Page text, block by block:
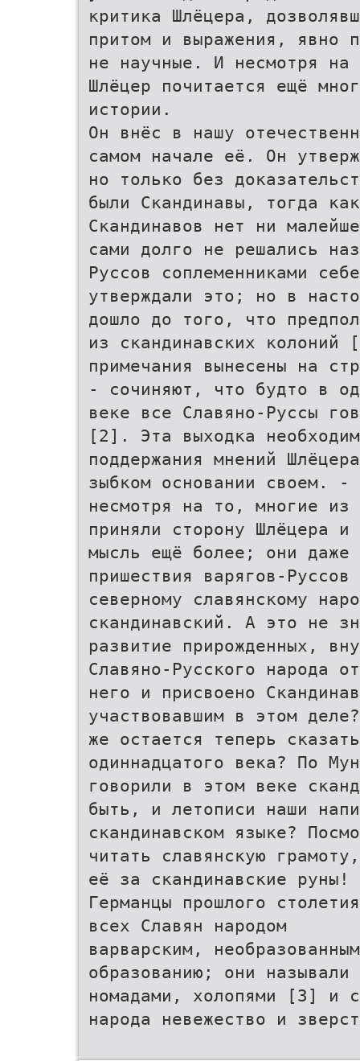
критика Шлёцера,
притом и выражения, явно
не научные. И несмотря на
Шлёцер почитается ещё
истории.
Он внёс в нашу
самом начале её. Он
но только без
были Скандинавы, тогда
Скандинавов нет ни
сами долго не решались
Руссов соплеменниками
утверждали это; но в
дошло до того, что
из скандинавских колоний
примечания вынесены на
- сочиняют, что будто в
веке все Славяно-Руссы
[2]. Эта выходка
поддержания мнений
зыбком основании своем. -
несмотря на то, многие из
приняли сторону Шлёцера и
мысль ещё более; они
пришествия варягов-Руссов
северному славянскому
скандинавский. А это не
развитие прирожденных,
Славяно-Русского народа
него и присвоено
участвовавшим в этом
же остается теперь
одиннадцатого века? По
говорили в этом веке
быть, и летописи наши
скандинавском языке?
читать славянскую
её за скандинавские руны!
Германцы прошлого
всех Славян народом
варварским,
образованию; они
номадами, холопями [3] и
народа невежество и